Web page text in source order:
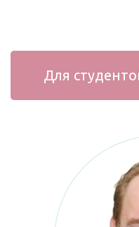
Для